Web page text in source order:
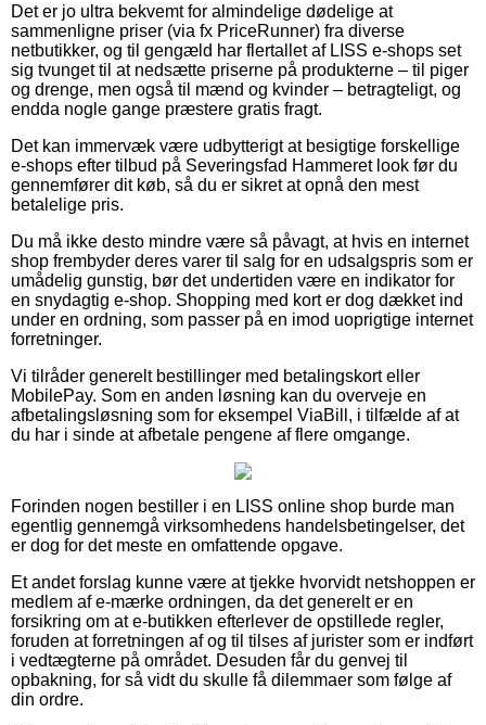
Det er jo ultra bekvemt for almindelige dødelige at
sammenligne priser (via fx PriceRunner) fra diverse
netbutikker, og til gengæld har flertallet af LISS e-shops set
sig tvunget til at nedsætte priserne på produkterne – til piger
og drenge, men også til mænd og kvinder – betragteligt, og
endda nogle gange præstere gratis fragt.
Det kan immervæk være udbytterigt at besigtige forskellige
e-shops efter tilbud på Severingsfad Hammeret look før du
gennemfører dit køb, så du er sikret at opnå den mest
betalelige pris.
Du må ikke desto mindre være så påvagt, at hvis en internet
shop frembyder deres varer til salg for en udsalgspris som er
umådelig gunstig, bør det undertiden være en indikator for
en snydagtig e-shop. Shopping med kort er dog dækket ind
under en ordning, som passer på en imod uoprigtige internet
forretninger.
Vi tilråder generelt bestillinger med betalingskort eller
MobilePay. Som en anden løsning kan du overveje en
afbetalingsløsning som for eksempel ViaBill, i tilfælde af at
du har i sinde at afbetale pengene af flere omgange.
Forinden nogen bestiller i en LISS online shop burde man
egentlig gennemgå virksomhedens handelsbetingelser, det
er dog for det meste en omfattende opgave.
Et andet forslag kunne være at tjekke hvorvidt netshoppen er
medlem af e-mærke ordningen, da det generelt er en
forsikring om at e-butikken efterlever de opstillede regler,
foruden at forretningen af og til tilses af jurister som er indført
i vedtægterne på området. Desuden får du genvej til
opbakning, for så vidt du skulle få dilemmaer som følge af
din ordre.